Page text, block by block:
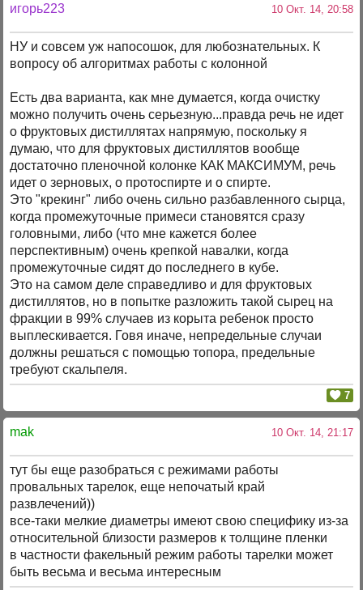
игорь223 10 Окт. 14, 20:58
НУ и совсем уж напосошок, для любознательных. К
вопросу об алгоритмах работы с колонной
Есть два варианта, как мне думается, когда очистку
можно получить очень серьезную...правда речь не идет
о фруктовых дистиллятах напрямую, поскольку я
думаю, что для фруктовых дистиллятов вообще
достаточно пленочной колонке КАК МАКСИМУМ, речь
идет о зерновых, о протоспирте и о спирте.
Это "крекинг" либо очень сильно разбавленного сырца,
когда промежуточные примеси становятся сразу
головными, либо (что мне кажется более
перспективным) очень крепкой навалки, когда
промежуточные сидят до последнего в кубе.
Это на самом деле справедливо и для фруктовых
дистиллятов, но в попытке разложить такой сырец на
фракции в 99% случаев из корыта ребенок просто
выплескивается. Говя иначе, непредельные случаи
должны решаться с помощью топора, предельные
требуют скальпеля.
7
mak 10 Окт. 14, 21:17
тут бы еще разобраться с режимами работы
провальных тарелок, еще непочатый край
развлечений))
все-таки мелкие диаметры имеют свою специфику из-за
относительной близости размеров к толщине пленки
в частности факельный режим работы тарелки может
быть весьма и весьма интересным